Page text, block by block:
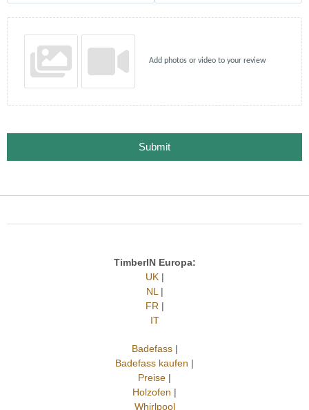
Add photos or video to your review
Submit
TimberIN Europa:
UK|
NL |
FR |
IT
Badefass|
Badefass kaufen |
Preise |
Holzofen |
Whirlpool